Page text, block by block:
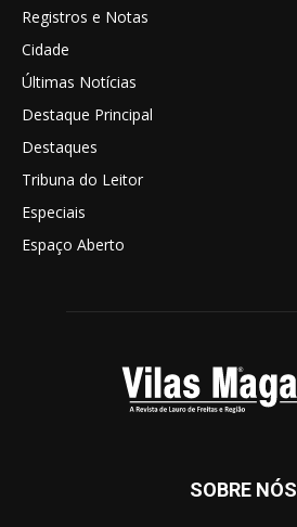
Registros e Notas
Cidade
Últimas Notícias
Destaque Principal
Destaques
Tribuna do Leitor
Especiais
Espaço Aberto
SOBRE NÓS